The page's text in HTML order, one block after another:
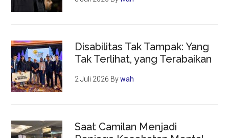
Disabilitas Tak Tampak: Yang
Tak Terlihat, yang Terabaikan
2 Juli 2026 Bywah
Saat Camilan Menjadi